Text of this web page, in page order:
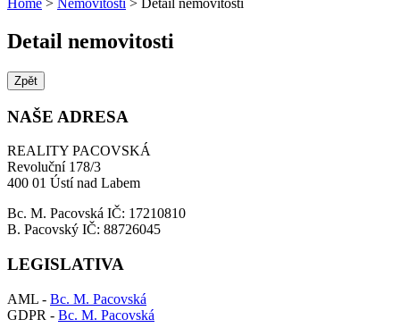
Home > Nemovitosti > Detail nemovitosti
Detail nemovitosti
Zpět
NAŠE ADRESA
REALITY PACOVSKÁ
Revoluční 178/3
400 01 Ústí nad Labem
Bc. M. Pacovská IČ: 17210810
B. Pacovský IČ: 88726045
LEGISLATIVA
AML - Bc. M. Pacovská
GDPR - Bc. M. Pacovská